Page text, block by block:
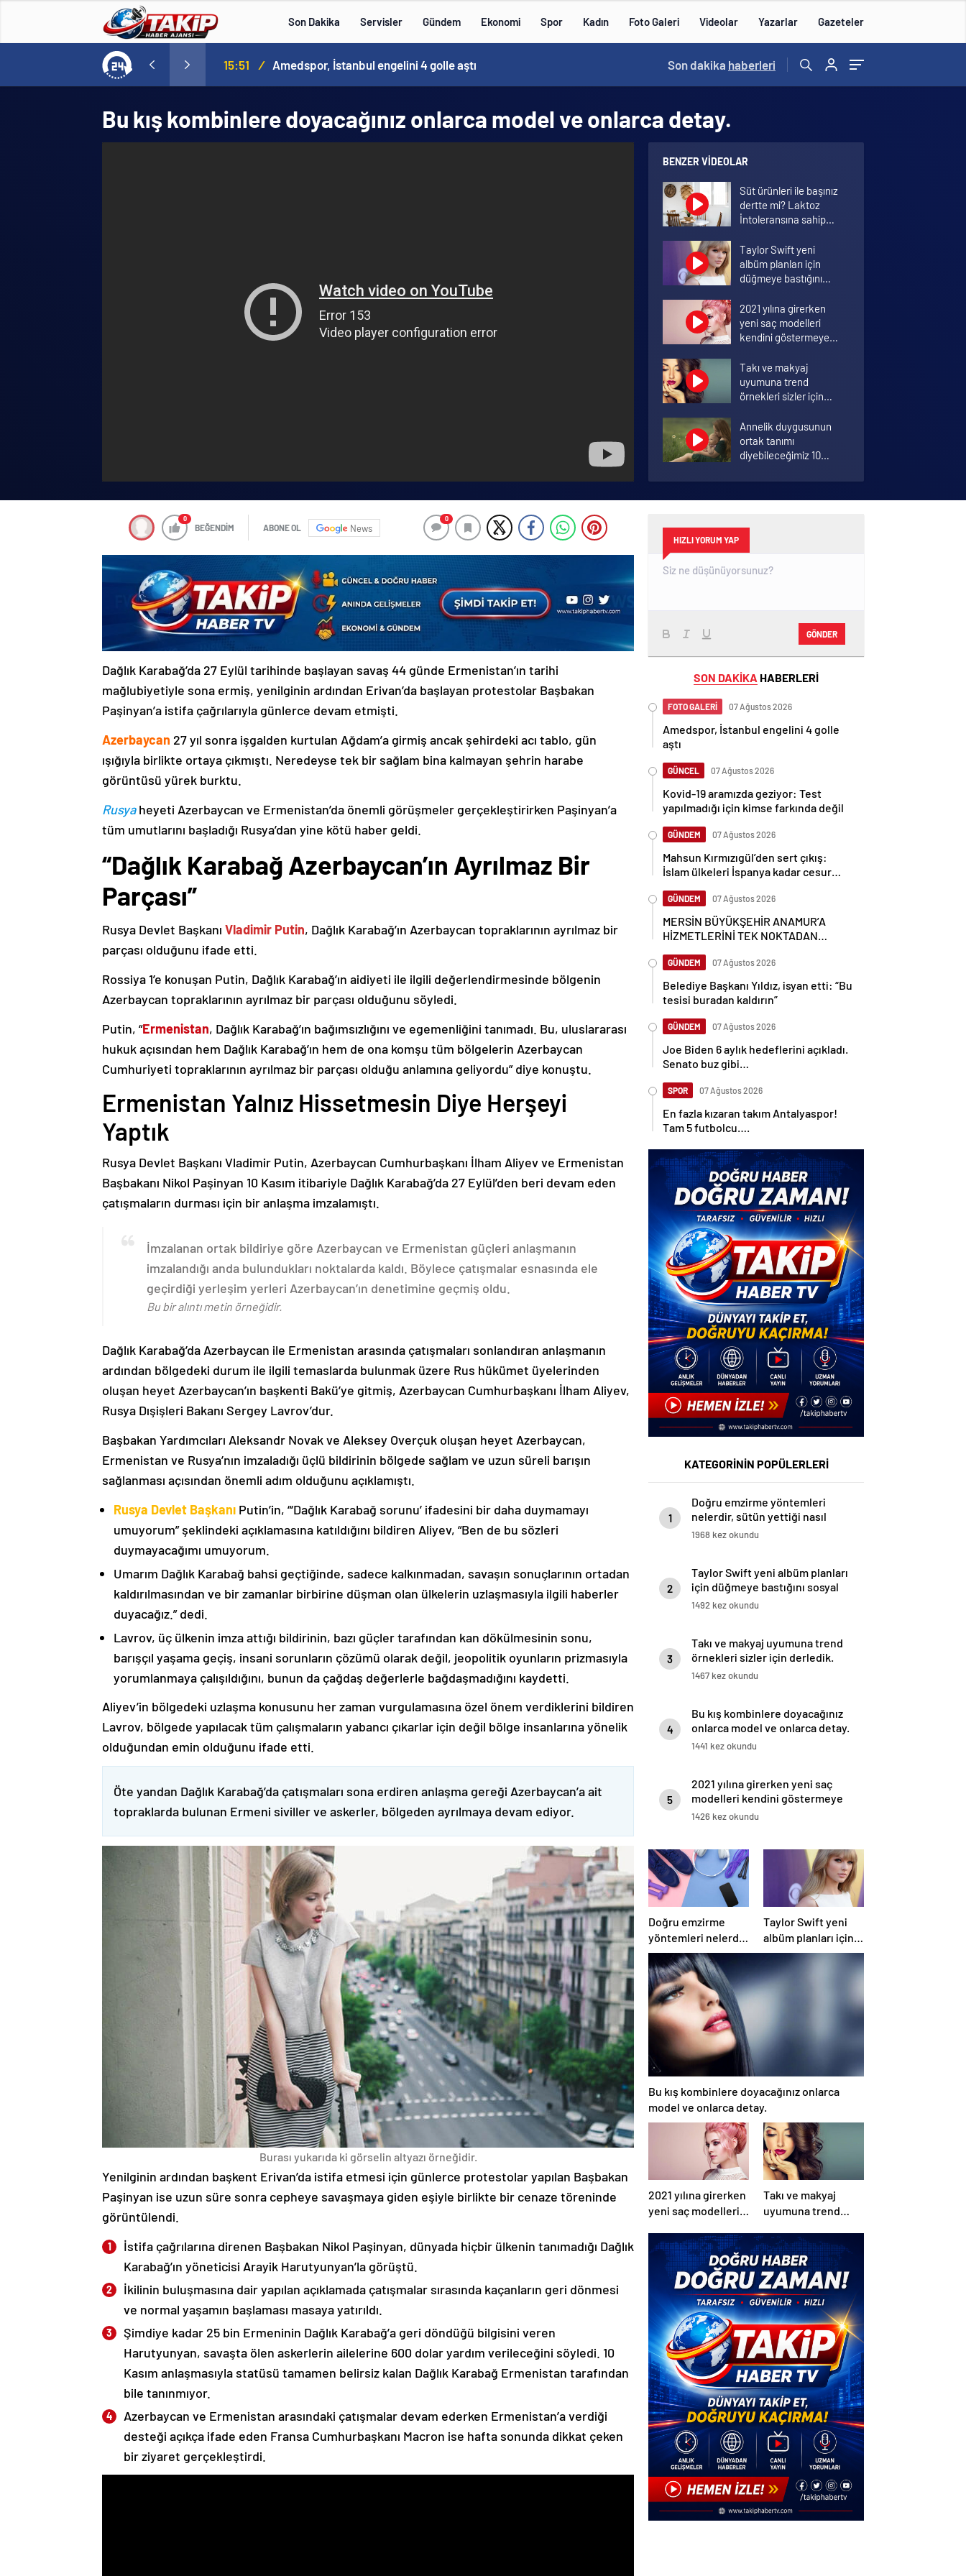
Son Dakika Servisler Gündem Ekonomi Spor Kadın Foto Galeri Videolar Yazarlar Gazeteler
15:51 / Amedspor, İstanbul engelini 4 golle aştı 13:00 /
Son dakika haberleri
Bu kış kombinlere doyacağınız onlarca model ve onlarca detay.
BENZER VIDEOLAR
Süt ürünleri ile başınız
dertte mi? Laktoz
İntoleransına sahip
Taylor Swift yeni
albüm planları için
düğmeye bastığını
duyurdu!
2021 yılına girerken
yeni saç modelleri
kendini göstermeye
Takı ve makyaj
uyumuna trend
örnekleri sizler için
Annelik duygusunun
ortak tanımı
diyebileceğimiz 10
Koronavirüsü hafif
geçirmek için 10 öneri
0
BEĞENDİM ABONE OL News
0
Dağlık Karabağ’da 27 Eylül tarihinde başlayan savaş 44 günde Ermenistan’ın tarihi
mağlubiyetiyle sona ermiş, yenilginin ardından Erivan’da başlayan protestolar Başbakan
Paşinyan’a istifa çağrılarıyla günlerce devam etmişti.
Azerbaycan 27 yıl sonra işgalden kurtulan Ağdam’a girmiş ancak şehirdeki acı tablo, gün
ışığıyla birlikte ortaya çıkmıştı. Neredeyse tek bir sağlam bina kalmayan şehrin harabe
görüntüsü yürek burktu.
Rusyaheyeti Azerbaycan ve Ermenistan’da önemli görüşmeler gerçekleştirirken Paşinyan’a
tüm umutlarını başladığı Rusya’dan yine kötü haber geldi.
“Dağlık Karabağ Azerbaycan’ın Ayrılmaz Bir
Parçası”
Rusya Devlet Başkanı Vladimir Putin, Dağlık Karabağ’ın Azerbaycan topraklarının ayrılmaz bir
parçası olduğunu ifade etti.
Rossiya 1’e konuşan Putin, Dağlık Karabağ’ın aidiyeti ile ilgili değerlendirmesinde bölgenin
Azerbaycan topraklarının ayrılmaz bir parçası olduğunu söyledi.
Putin, “Ermenistan, Dağlık Karabağ’ın bağımsızlığını ve egemenliğini tanımadı. Bu, uluslararası
hukuk açısından hem Dağlık Karabağ’ın hem de ona komşu tüm bölgelerin Azerbaycan
Cumhuriyeti topraklarının ayrılmaz bir parçası olduğu anlamına geliyordu” diye konuştu.
Ermenistan Yalnız Hissetmesin Diye Herşeyi
Yaptık
Rusya Devlet Başkanı Vladimir Putin, Azerbaycan Cumhurbaşkanı İlham Aliyev ve Ermenistan
Başbakanı Nikol Paşinyan 10 Kasım itibariyle Dağlık Karabağ’da 27 Eylül’den beri devam eden
çatışmaların durması için bir anlaşma imzalamıştı.
İmzalanan ortak bildiriye göre Azerbaycan ve Ermenistan güçleri anlaşmanın
imzalandığı anda bulundukları noktalarda kaldı. Böylece çatışmalar esnasında ele
geçirdiği yerleşim yerleri Azerbaycan’ın denetimine geçmiş oldu.
Bu bir alıntı metin örneğidir.
Dağlık Karabağ’da Azerbaycan ile Ermenistan arasında çatışmaları sonlandıran anlaşmanın
ardından bölgedeki durum ile ilgili temaslarda bulunmak üzere Rus hükümet üyelerinden
oluşan heyet Azerbaycan’ın başkenti Bakü’ye gitmiş, Azerbaycan Cumhurbaşkanı İlham Aliyev,
Rusya Dışişleri Bakanı Sergey Lavrov’dur.
Başbakan Yardımcıları Aleksandr Novak ve Aleksey Overçuk oluşan heyet Azerbaycan,
Ermenistan ve Rusya’nın imzaladığı üçlü bildirinin bölgede sağlam ve uzun süreli barışın
sağlanması açısından önemli adım olduğunu açıklamıştı.
Rusya Devlet Başkanı Putin’in, “‘Dağlık Karabağ sorunu’ ifadesini bir daha duymamayı
umuyorum” şeklindeki açıklamasına katıldığını bildiren Aliyev, “Ben de bu sözleri
duymayacağımı umuyorum.
Umarım Dağlık Karabağ bahsi geçtiğinde, sadece kalkınmadan, savaşın sonuçlarının ortadan
kaldırılmasından ve bir zamanlar birbirine düşman olan ülkelerin uzlaşmasıyla ilgili haberler
duyacağız.” dedi.
Lavrov, üç ülkenin imza attığı bildirinin, bazı güçler tarafından kan dökülmesinin sonu,
barışçıl yaşama geçiş, insani sorunların çözümü olarak değil, jeopolitik oyunların prizmasıyla
yorumlanmaya çalışıldığını, bunun da çağdaş değerlerle bağdaşmadığını kaydetti.
Aliyev’in bölgedeki uzlaşma konusunu her zaman vurgulamasına özel önem verdiklerini bildiren
Lavrov, bölgede yapılacak tüm çalışmaların yabancı çıkarlar için değil bölge insanlarına yönelik
olduğundan emin olduğunu ifade etti.
Öte yandan Dağlık Karabağ’da çatışmaları sona erdiren anlaşma gereği Azerbaycan’a ait
topraklarda bulunan Ermeni siviller ve askerler, bölgeden ayrılmaya devam ediyor.
Burası yukarıda ki görselin altyazı örneğidir.
Yenilginin ardından başkent Erivan’da istifa etmesi için günlerce protestolar yapılan Başbakan
Paşinyan ise uzun süre sonra cepheye savaşmaya giden eşiyle birlikte bir cenaze töreninde
görüntülendi.
İstifa çağrılarına direnen Başbakan Nikol Paşinyan, dünyada hiçbir ülkenin tanımadığı Dağlık
Karabağ’ın yöneticisi Arayik Harutyunyan’la görüştü.
İkilinin buluşmasına dair yapılan açıklamada çatışmalar sırasında kaçanların geri dönmesi
ve normal yaşamın başlaması masaya yatırıldı.
Şimdiye kadar 25 bin Ermeninin Dağlık Karabağ’a geri döndüğü bilgisini veren
Harutyunyan, savaşta ölen askerlerin ailelerine 600 dolar yardım verileceğini söyledi. 10
Kasım anlaşmasıyla statüsü tamamen belirsiz kalan Dağlık Karabağ Ermenistan tarafından
bile tanınmıyor.
Azerbaycan ve Ermenistan arasındaki çatışmalar devam ederken Ermenistan’a verdiği
desteği açıkça ifade eden Fransa Cumhurbaşkanı Macron ise hafta sonunda dikkat çeken
bir ziyaret gerçekleştirdi.
HIZLI YORUM YAP
GÖNDER
SON DAKİKA HABERLERİ
FOTO GALERİ 07 Ağustos 2026
Amedspor, İstanbul engelini 4 golle
aştı
GÜNCEL 07 Ağustos 2026
Kovid-19 aramızda geziyor: Test
yapılmadığı için kimse farkında değil
GÜNDEM 07 Ağustos 2026
Mahsun Kırmızıgül’den sert çıkış:
İslam ülkeleri İspanya kadar cesur
GÜNDEM 07 Ağustos 2026
MERSİN BÜYÜKŞEHİR ANAMUR’A
HİZMETLERİNİ TEK NOKTADAN
GÜNDEM 07 Ağustos 2026
Belediye Başkanı Yıldız, isyan etti: “Bu
tesisi buradan kaldırın”
GÜNDEM 07 Ağustos 2026
Joe Biden 6 aylık hedeflerini açıkladı.
Senato buz gibi…
SPOR 07 Ağustos 2026
En fazla kızaran takım Antalyaspor!
Tam 5 futbolcu….
KATEGORİNİN POPÜLERLERİ
1
Doğru emzirme yöntemleri
nelerdir, sütün yettiği nasıl
anlaşılır?
1968 kez okundu
2
Taylor Swift yeni albüm planları
için düğmeye bastığını sosyal
medyadan duyurdu!
1492 kez okundu
3
Takı ve makyaj uyumuna trend
örnekleri sizler için derledik.
1467 kez okundu
4
Bu kış kombinlere doyacağınız
onlarca model ve onlarca detay.
1441 kez okundu
5
2021 yılına girerken yeni saç
modelleri kendini göstermeye
başladı.
1426 kez okundu
Doğru emzirme
yöntemleri nelerdir,
sütün yettiği nasıl
anlaşılır?
Taylor Swift yeni
albüm planları için
düğmeye bastığını
sosyal medyadan
duyurdu!
Bu kış kombinlere doyacağınız onlarca
model ve onlarca detay.
2021 yılına girerken
yeni saç modelleri
göstermeye
başladı.
Takı ve makyaj
uyumuna trend
derledik.